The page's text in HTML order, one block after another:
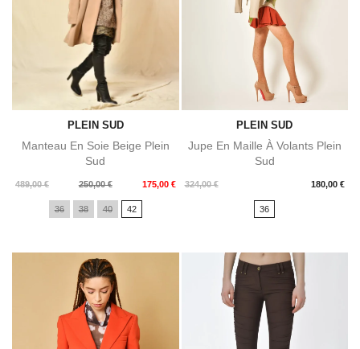
PLEIN SUD
Manteau En Soie Beige Plein
Sud
489,00 €
Prix
250,00 € 175,00 €
Prix
36 38 40 42
PLEIN SUD
Jupe En Maille À Volants Plein
Sud
324,00 € 180,00 €
Prix
36